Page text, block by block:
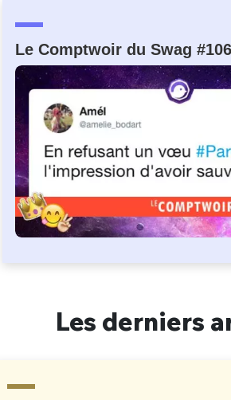
Le Comptwoir du Swag #106
Les derniers
Un Thread
C'EST PARTI